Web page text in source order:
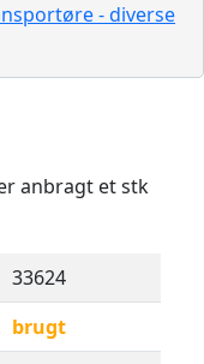
- diverse
anbragt et stk
33624
brugt